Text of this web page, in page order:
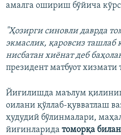
амалга ошириш бўйича
"Ҳозирги синовли даврда
экмаслик, қаровсиз ташлаб
нисбатан хиёнат деб
президент матбуот хизмати
Йиғилишда маълум
оилани қўллаб-қувватлаш
ҳудудий бўлинмалари,
йиғинларида томорқа